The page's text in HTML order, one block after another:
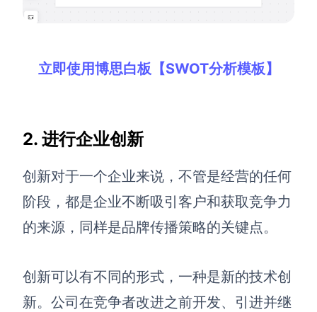
立即使用博思白板【SWOT分析模板】
2. 进行企业创新
创新对于一个企业来说，不管是经营的任何
阶段，都是企业不断吸引客户和获取竞争力
的来源，同样是品牌传播策略的关键点。
创新可以有不同的形式，一种是新的技术创
新。公司在竞争者改进之前开发、引进并继